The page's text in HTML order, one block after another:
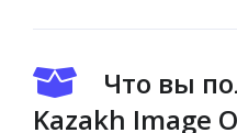
Что вы
Kazakh Image